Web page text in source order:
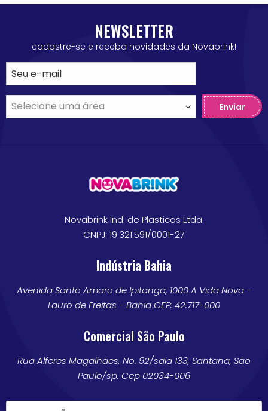
NEWSLETTER
cadastre-se e receba novidades da Novabrink!
Enviar
Novabrink Ind. de Plasticos Ltda.
CNPJ: 19.321.591/0001-27
Indústria Bahia
Avenida Santo Amaro de Ipitanga, 1000 A Vida Nova -
Lauro de Freitas - Bahia CEP: 42.717-000
Comercial São Paulo
Rua Alferes Magalhães, No. 92/sala 133, Santana, São
Paulo/sp, Cep 02034-006